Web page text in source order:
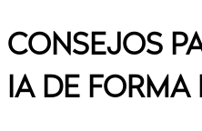
CONSEJOS
IA DE FORMA